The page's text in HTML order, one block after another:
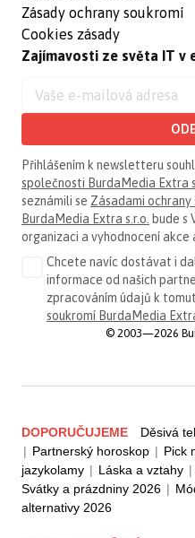
Zásady ochrany soukromí
Cookies zásady
Zajímavosti ze světa IT v
Přihlášením k newsletteru
společnosti BurdaMedia Extra
seznámili se Zásadami
BurdaMedia Extra s.r.o. bude s
organizaci a vyhodnocení akce
Chcete navíc dostávat i
informace od našich
zpracováním údajů k
soukromí BurdaMedia
© 2003—2026
DOPORUČUJEME Děsivá
| Partnerský horoskop | Pick
jazykolamy | Láska a vztahy |
Svátky a prázdniny 2026 |
alternativy 2026